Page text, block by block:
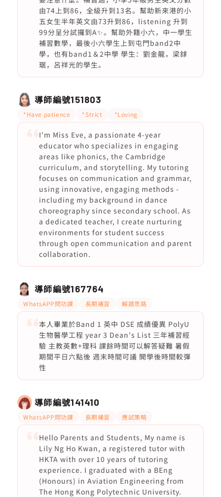
由74上到86，全級升到13名。幫助新來港的小
五女生半年英文由73升到86，listening 升到
99分呈分試攞到A✨️。幫助外籍小六，中一學生
補習數學，最後小六學生上到屯門band2中
學，也有band1＆2中學 學生：劉金龍，梁銶
琚，呂祥光的學生。
導師編號151803
*Have patience *Strict *Loving
I'm Miss Eve, a passionate 4-year
educator who specializes in engaging
areas like phonics, the Cambridge
curriculum, and storytelling. My tutoring
focuses on communication and grammar,
using innovative, engaging methods -
including my background in dance
choreography since secondary school. As
a dedicated teacher, I create nurturing
environments for student success
through open communication and parent
collaboration.
導師編號167764
WhatsAPP問功課 長期補習 解題思路
本人畢業於Band 1 英中 DSE 成績優異 PolyU
生物醫學工程 year 3 Dean's List 三年補習經
驗 主教英數+理科 課餘時間可以解答疑難 暑假
期間平日六點後 週末時間可議 開學後時間較彈
性
導師編號141410
WhatsAPP問功課 長期補習 應試策略
Hello Parents and Students, My name is
Lily Ng Ho Kwan, a registered tutor with
HKTA with over 10 years of tutoring
experience. I graduated with a BEng
(Honours) in Aviation Engineering from
The Hong Kong Polytechnic University.